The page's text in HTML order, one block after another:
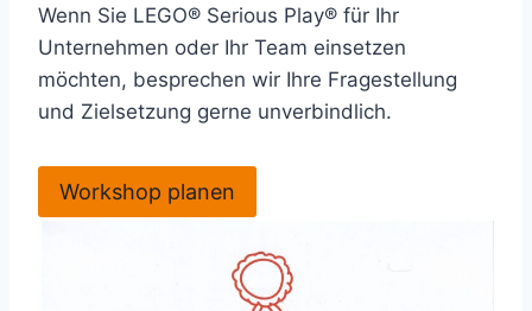
Wenn Sie LEGO® Serious Play® für Ihr
Unternehmen oder Ihr Team einsetzen
möchten, besprechen wir Ihre Fragestellung
und Zielsetzung gerne unverbindlich.
Workshop planen